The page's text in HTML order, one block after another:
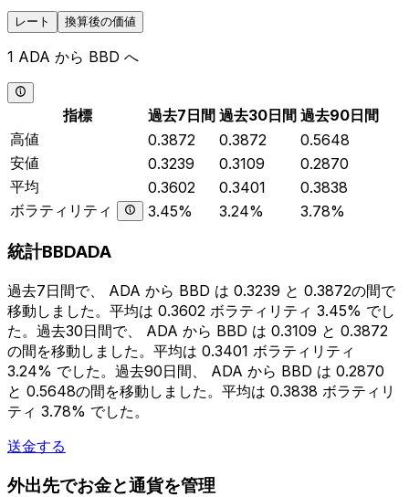
レート 換算後の価値
1 ADA から BBD へ
指標 過去7日間 過去30日間 過去90日間
高値
0.3872 0.3872
0.5648
安値
0.3239 0.3109
0.2870
平均
0.3602 0.3401
0.3838
ボラティリティ
3.45% 3.24% 3.78%
統計BBDADA
過去7日間で、 ADA から BBD は 0.3239 と 0.3872の間で
移動しました。平均は 0.3602 ボラティリティ 3.45% でし
た。過去30日間で、 ADA から BBD は 0.3109 と 0.3872
の間を移動しました。平均は 0.3401 ボラティリティ
3.24% でした。過去90日間、 ADA から BBD は 0.2870
と 0.5648の間を移動しました。平均は 0.3838 ボラティリ
ティ 3.78% でした。
送金する
外出先でお金と通貨を管理